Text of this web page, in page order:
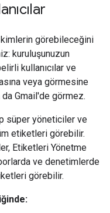
görebileceğini
kuruluşunuzun
kullanıcılar ve
veya görmesine
Gmail'de görmez.
süper yöneticiler ve
etiketleri görebilir.
Etiketleri Yönetme
ve denetimlerde
görebilir.